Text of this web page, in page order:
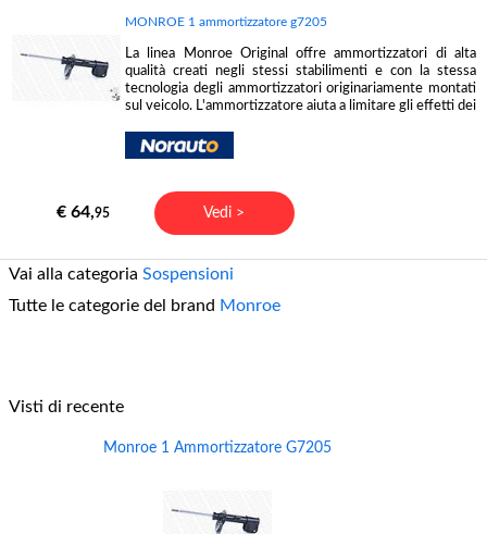
MONROE 1 ammortizzatore g7205
La linea Monroe Original offre ammortizzatori di alta
qualità creati negli stessi stabilimenti e con la stessa
tecnologia degli ammortizzatori originariamente montati
sul veicolo. L'ammortizzatore aiuta a limitare gli effetti dei
€ 64,95 Vedi >
Vai alla categoria Sospensioni
Tutte le categorie del brand Monroe
Visti di recente
Monroe 1 Ammortizzatore G7205